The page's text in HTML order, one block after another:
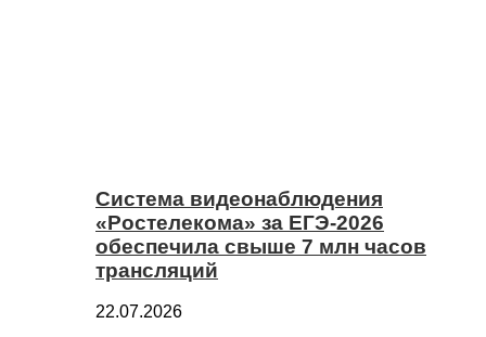
Система видеонаблюдения
«Ростелекома» за ЕГЭ-2026
обеспечила свыше 7 млн часов
трансляций
22.07.2026